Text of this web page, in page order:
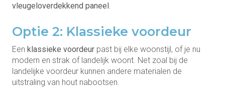
vleugeloverdekkend paneel
Optie 2: Klassieke voordeur
Een klassieke voordeur past bij elke woonstijl, of je nu
modern en strak of landelijk woont. Net zoal bij de
landelijke voordeur kunnen andere materialen de
uitstraling van hout nabootsen.